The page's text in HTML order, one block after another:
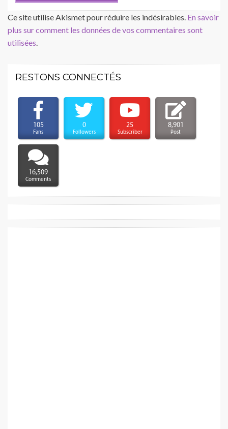
Ce site utilise Akismet pour réduire les indésirables. En savoir
plus sur comment les données de vos commentaires sont
utilisées.
RESTONS CONNECTÉS
105
Fans
0
Followers
25
Subscriber
8,901
Post
16,509
Comments